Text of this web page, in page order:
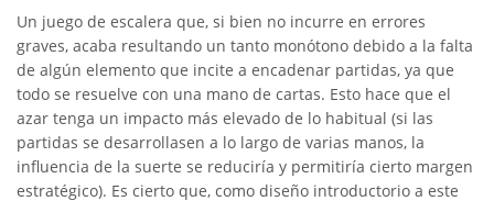
Un juego de escalera que, si bien no incurre en errores
graves, acaba resultando un tanto monótono debido a la falta
de algún elemento que incite a encadenar partidas, ya que
todo se resuelve con una mano de cartas. Esto hace que el
azar tenga un impacto más elevado de lo habitual (si las
partidas se desarrollasen a lo largo de varias manos, la
influencia de la suerte se reduciría y permitiría cierto margen
estratégico). Es cierto que, como diseño introductorio a este